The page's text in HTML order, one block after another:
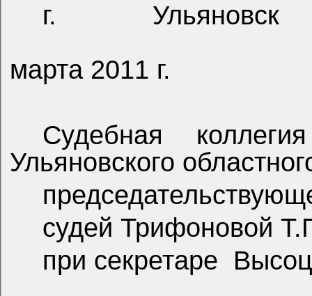
г. Ульяновск
марта 2011 г.
Судебная
Ульяновского
судей Трифоновой
при секретаре